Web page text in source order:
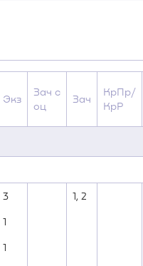
Экз
Зач с
оц
Зач
КрПр/
КрР
3 1, 2
1
1